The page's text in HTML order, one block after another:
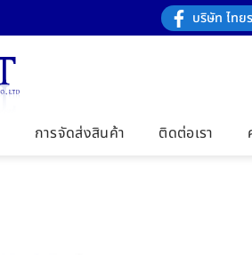
บริษัท ไทย
การจัดส่งสินค้า ติดต่อเรา